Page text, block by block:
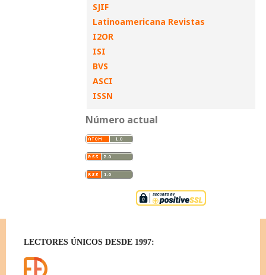
SJIF
Latinoamericana Revistas
I2OR
ISI
BVS
ASCI
ISSN
Número actual
LECTORES ÚNICOS DESDE 1997: